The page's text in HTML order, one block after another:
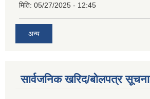
मिति: 05/27/2025 - 12:45
अन्य
सार्वजनिक खरिद/बोलपत्र सूचना